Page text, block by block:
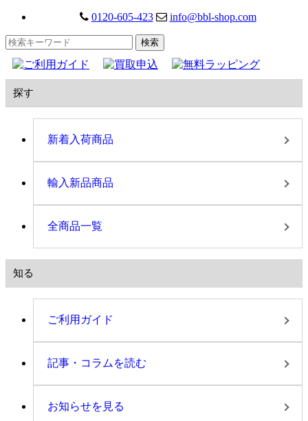
0120-605-423 info@bbl-shop.com
探す
新着入荷商品
輸入新品商品
全商品一覧
知る
ご利用ガイド
記事・コラムを読む
お知らせを見る